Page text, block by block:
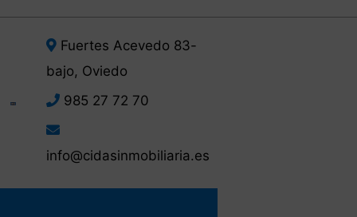
Fuertes Acevedo 83-
bajo, Oviedo
985 27 72 70
info@cidasinmobiliaria.es